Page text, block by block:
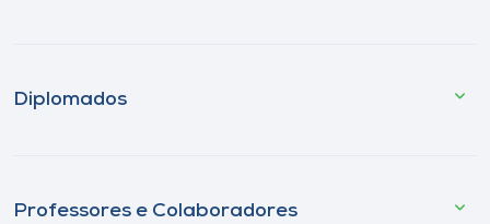
Diplomados
Professores e Colaboradores